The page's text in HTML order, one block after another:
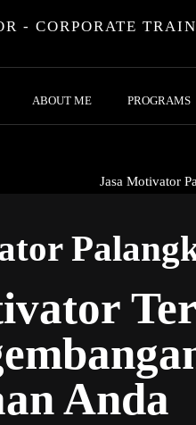
- CORPORATE
ABOUT ME PROGRAMS
Anda